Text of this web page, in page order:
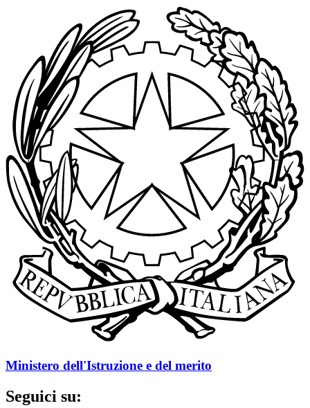
Ministero dell'Istruzione e del merito
Seguici su: